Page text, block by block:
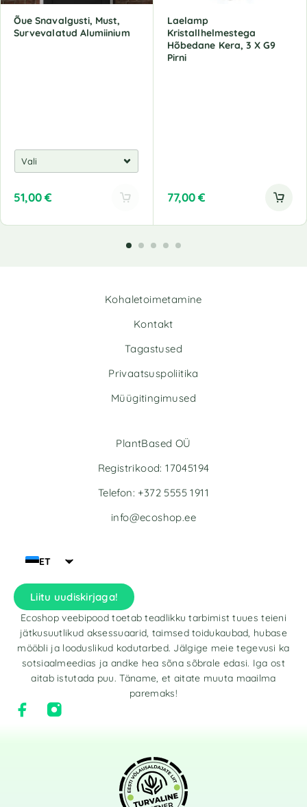
Õue Snavalgusti, Must,
Survevalatud Alumiinium
51,00€
Laelamp
Kristallhelmestega
Hõbedane Kera, 3 X G9
Pirni
77,00€
Kohaletoimetamine
Kontakt
Tagastused
Privaatsuspoliitika
Müügitingimused
ET
Liitu uudiskirjaga!
Ecoshop veebipood toetab teadlikku tarbimist tuues teieni
jätkusuutlikud aksessuaarid, taimsed toidukaubad, hubase
mööbli ja looduslikud kodutarbed. Jälgige meie tegevusi ka
sotsiaalmeedias ja andke hea sõna sõbrale edasi. Iga ost
aitab istutada puu. Täname, et aitate muuta maailma
paremaks!
PlantBased OÜ
Registrikood: 17045194
Telefon: +372 5555 1911
info@ecoshop.ee